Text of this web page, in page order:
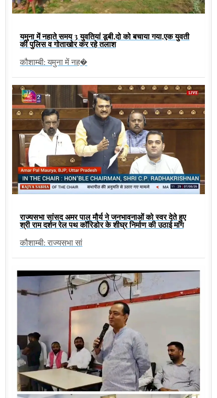
यमुना में नहाते समय 3 युवतियां डूबी,दो को बचाया गया,एक युवती
की पुलिस व गोताखोर कर रहे तलाश
कौशाम्बी: यमुना में नह�
राज्यसभा सांसद अमर पाल मौर्य ने जनभावनाओं को स्वर देते हुए
श्री राम दर्शन रेल पथ कॉरिडोर के शीघ्र निर्माण की उठाई मांग
कौशाम्बी: राज्यसभा सां